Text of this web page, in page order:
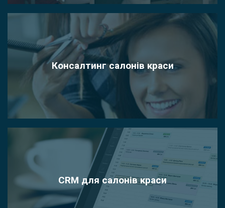
Консалтинг салонів краси
CRM для салонів краси